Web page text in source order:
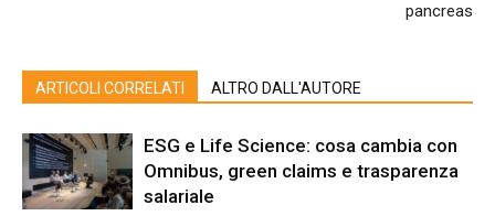
pancreas
ARTICOLI CORRELATI ALTRO DALL'AUTORE
ESG e Life Science: cosa cambia con
Omnibus, green claims e trasparenza
salariale